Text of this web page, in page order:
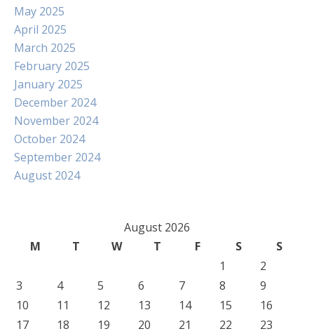
May 2025
April 2025
March 2025
February 2025
January 2025
December 2024
November 2024
October 2024
September 2024
August 2024
August 2026
M
T W T F S
S
1
2
3
4 5 6 7 8
9
10
11 12 13 14 15
16
17
18 19 20 21 22
23